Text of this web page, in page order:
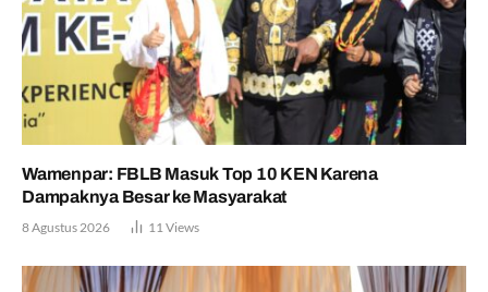
Wamenpar: FBLB Masuk Top 10 KEN Karena
Dampaknya Besar ke Masyarakat
8 Agustus 2026 11Views